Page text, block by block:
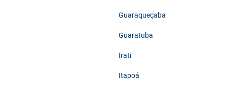
Guaraqueçaba
Guaratuba
Irati
Itapoá